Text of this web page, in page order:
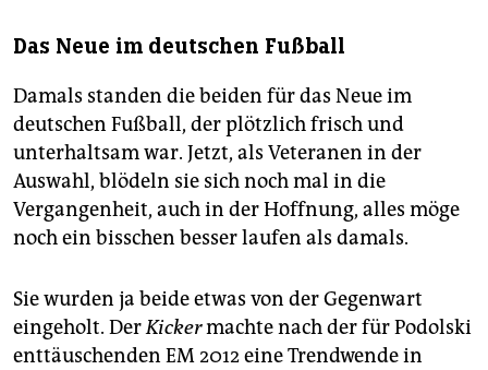
Das Neue im deutschen Fußball
Damals standen die beiden für das Neue im
deutschen Fußball, der plötzlich frisch und
unterhaltsam war. Jetzt, als Veteranen in der
Auswahl, blödeln sie sich noch mal in die
Vergangenheit, auch in der Hoffnung, alles möge
noch ein bisschen besser laufen als damals.
Sie wurden ja beide etwas von der Gegenwart
eingeholt. DerKickermachte nach der für Podolski
enttäuschenden EM 2012 eine Trendwende in